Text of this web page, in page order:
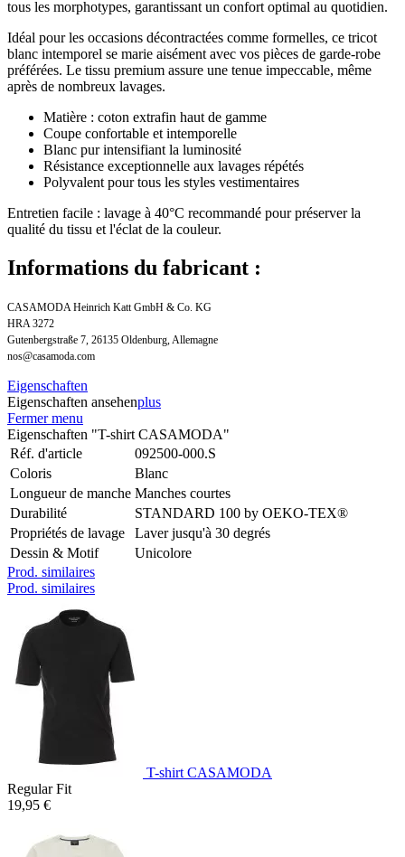
tous les morphotypes, garantissant un confort optimal au quotidien.
Idéal pour les occasions décontractées comme formelles, ce tricot
blanc intemporel se marie aisément avec vos pièces de garde-robe
préférées. Le tissu premium assure une tenue impeccable, même
après de nombreux lavages.
Matière : coton extrafin haut de gamme
Coupe confortable et intemporelle
Blanc pur intensifiant la luminosité
Résistance exceptionnelle aux lavages répétés
Polyvalent pour tous les styles vestimentaires
Entretien facile : lavage à 40°C recommandé pour préserver la
qualité du tissu et l'éclat de la couleur.
Informations du fabricant :
CASAMODA Heinrich Katt GmbH & Co. KG
HRA 3272
Gutenbergstraße 7, 26135 Oldenburg, Allemagne
nos@casamoda.com
Eigenschaften
Eigenschaften ansehenplus
Fermer menu
Eigenschaften "T-shirt CASAMODA"
Réf. d'article
092500-000.S
Coloris
Blanc
Longueur de manche Manches courtes
Durabilité
STANDARD 100 by OEKO-TEX®
Propriétés de lavage
Laver jusqu'à 30 degrés
Dessin & Motif
Unicolore
Prod. similaires
Prod. similaires
T-shirt CASAMODA
Regular Fit
19,95 €